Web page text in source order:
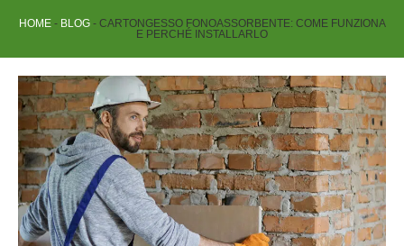
HOME- BLOG- CARTONGESSO FONOASSORBENTE: COME FUNZIONA
E PERCHÉ INSTALLARLO